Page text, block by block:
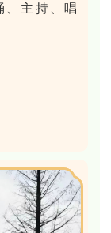
、主持、唱